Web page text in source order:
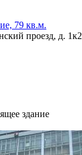
79 кв.м.
проезд, д. 1к2
здание